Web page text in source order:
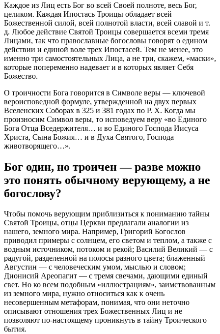
Каждое из Лиц есть Бог во всей Своей полноте, весь Бог,
целиком. Каждая Ипостась Троицы обладает всей
Божественной силой, всей полнотой власти, всей славой и т.
д. Любое действие Святой Троицы совершается всеми тремя
Лицами, так что православные богословы говорят о едином
действии и единой воле трех Ипостасей. Тем не менее, это
именно три самостоятельных Лица, а не три, скажем, «маски»,
которые попеременно надевает и в которых являет Себя
Божество.
О троичности Бога говорится в Символе веры — ключевой
вероисповедной формуле, утвержденной на двух первых
Вселенских Соборах в 325 и 381 годах по Р. Х. Когда мы
произносим Символ веры, то исповедуем веру «во Единого
Бога Отца Вседержителя… и во Единого Господа Иисуса
Христа, Сына Божия… и в Духа Святого, Господа
животворящего…».
Бог один, но троичен — разве можно
это понять обычному верующему, а не
богослову?
Чтобы помочь верующим приблизиться к пониманию тайны
Святой Троицы, отцы Церкви предлагали аналогии из
нашего, земного мира. Например, Григорий Богослов
приводил примеры с солнцем, его светом и теплом, а также с
водным источником, потоком и рекой; Василий Великий — с
радугой, разделенной на полосы разного цвета; блаженный
Августин — с человеческим умом, мыслью и словом;
Дионисий Ареопагит — с тремя свечами, дающими единый
свет. Но ко всем подобным «иллюстрациям», заимствованным
из земного мира, нужно относиться как к очень
несовершенным метафорам, понимая, что они неточно
описывают отношения трех Божественных Лиц и не
позволяют по-настоящему проникнуть в тайну Троического
бытия.